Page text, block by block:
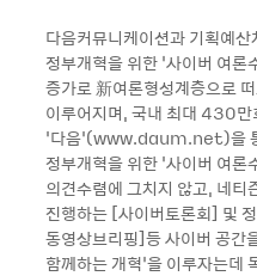
다음커뮤니케이션과 기획예
정부개혁을 위한 ‘사이버 여론
증가로 新여론형성계층으로
이루어지며, 국내 최대 430만
‘다음’(www.daum.net)을
정부개혁을 위한 ‘사이버 여론
의견수렴에 그치지 않고, 네티
진행하는 [사이버토론회] 및
동영상브리핑]등 사이버 공간
함께하는 개혁’을 이루자는데